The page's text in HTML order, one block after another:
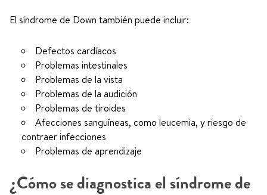
El síndrome de Down también puede incluir:
Defectos cardíacos
Problemas intestinales
Problemas de la vista
Problemas de la audición
Problemas de tiroides
Afecciones sanguíneas, como leucemia, y riesgo de
contraer infecciones
Problemas de aprendizaje
¿Cómo se diagnostica el síndrome de